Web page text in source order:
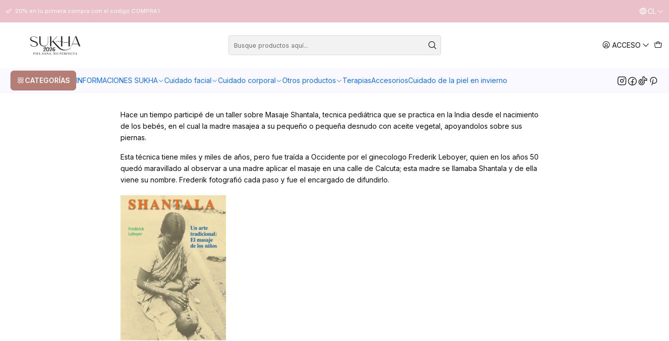
ACCESO
CATEGORÍAS INFORMACIONES SUKHA Cuidado facial Cuidado corporal Otros productos TerapiasAccesoriosCuidado de la piel en invierno
20% en tu primera compra con el codigo COMPRA1 CL
Inicio Post Masaje Shantala (masaje en bebés)
Masaje Shantala (masaje en bebés)
Hace un tiempo participé de un taller sobre Masaje Shantala, tecnica pediátrica que se practica en la India desde el nacimiento
de los bebés, en el cual la madre masajea a su pequeño o pequeña desnudo con aceite vegetal, apoyandolos sobre sus
piernas.
Esta técnica tiene miles y miles de años, pero fue traída a Occidente por el ginecologo Frederik Leboyer, quien en los años 50
quedó maravillado al observar a una madre aplicar el masaje en una calle de Calcuta; esta madre se llamaba Shantala y de ella
viene su nombre. Frederik fotografió cada paso y fue el encargado de difundirlo.